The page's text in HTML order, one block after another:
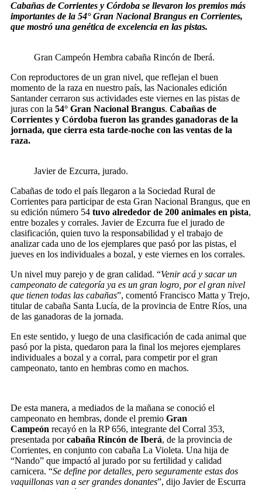
Cabañas de Corrientes y Córdoba se llevaron los premios más
importantes de la 54° Gran Nacional Brangus en Corrientes,
que mostró una genética de excelencia en las pistas.
Gran Campeón Hembra cabaña Rincón de Iberá.
Con reproductores de un gran nivel, que reflejan el buen
momento de la raza en nuestro país, las Nacionales edición
Santander cerraron sus actividades este viernes en las pistas de
juras con la 54° Gran Nacional Brangus. Cabañas de
Corrientes y Córdoba fueron las grandes ganadoras de la
jornada, que cierra esta tarde-noche con las ventas de la
raza.
Javier de Ezcurra, jurado.
Cabañas de todo el país llegaron a la Sociedad Rural de
Corrientes para participar de esta Gran Nacional Brangus, que en
su edición número 54 tuvo alrededor de 200 animales en pista,
entre bozales y corrales. Javier de Ezcurra fue el jurado de
clasificación, quien tuvo la responsabilidad y el trabajo de
analizar cada uno de los ejemplares que pasó por las pistas, el
jueves en los individuales a bozal, y este viernes en los corrales.
Un nivel muy parejo y de gran calidad. “Venir acá y sacar un
campeonato de categoría ya es un gran logro, por el gran nivel
que tienen todas las cabañas”, comentó Francisco Matta y Trejo,
titular de cabaña Santa Lucía, de la provincia de Entre Ríos, una
de las ganadoras de la jornada.
En este sentido, y luego de una clasificación de cada animal que
pasó por la pista, quedaron para la final los mejores ejemplares
individuales a bozal y a corral, para competir por el gran
campeonato, tanto en hembras como en machos.
De esta manera, a mediados de la mañana se conoció el
campeonato en hembras, donde el premio Gran
Campeón recayó en la RP 656, integrante del Corral 353,
presentada porcabaña Rincón de Iberá, de la provincia de
Corrientes, en conjunto con cabaña La Violeta. Una hija de
“Nando” que impactó al jurado por su fertilidad y calidad
carnicera. “Se define por detalles, pero seguramente estas dos
vaquillonas van a ser grandes donantes”, dijo Javier de Escurra